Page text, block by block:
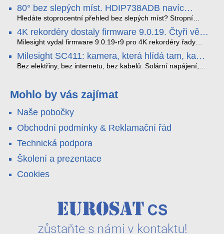
dopravních přestupků. Tento systém, poháněný
sofistikovanými algoritmy umělé inteligence (AI), je navržen
tak, aby poskytoval komplexní nástroje pro vymáhání
dopravních předpisů, zvyšoval bezpečnost na silnicích a
optimalizoval plynulost dopravy v moderních městech.
80° bez slepých míst. HDIP738ADB navíc
streamuje na YouTube – bez PC.
Hledáte stoprocentní přehled bez slepých míst? Stropní
panoramatická kamera HDIP738ADB skládá obraz ze dvou
4MP senzorů SONY do jednoho čistého 180° záběru bez
zkreslení. K tomu přidává AI detekci osob a vozidel,
YouTube – bez běžícího počítače.
4K rekordéry dostaly firmware 9.0.19. Čtyři věci,
které musíte vědět.
Milesight vydal firmware 9.0.19-r9 pro 4K rekordéry řady
které vám zjednoduší práci – a jedna z nich vám ušetří
spoustu zbytečných výjezdů k zákazníkům.
Milesight SC411: kamera, která hlídá tam, kam
kabel nedosáhne
Bez elektřiny, bez internetu, bez kabelů. Solární napájení,
váš telefon. Podívejte se na video.
Mohlo by vás zajímat
Naše pobočky
Obchodní podmínky & Reklamační řád
Technická podpora
Školení a prezentace
Cookies